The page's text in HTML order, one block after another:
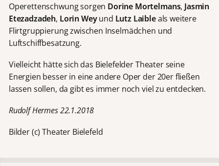
Operettenschwung sorgen Dorine Mortelmans, Jasmin
Etezadzadeh, Lorin Weyund Lutz Laibleals weitere
Flirtgruppierung zwischen Inselmädchen und
Luftschiffbesatzung.
Vielleicht hätte sich das Bielefelder Theater seine
Energien besser in eine andere Oper der 20er fließen
lassen sollen, da gibt es immer noch viel zu entdecken.
Rudolf Hermes 22.1.2018
Bilder (c) Theater Bielefeld